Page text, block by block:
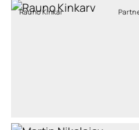
Rauno Kinkar